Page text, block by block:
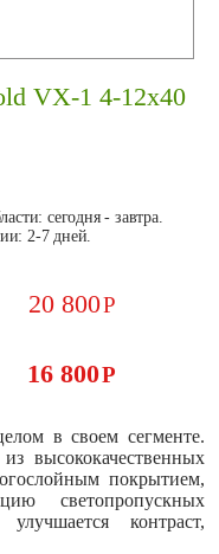
VX-1 4-12x40
сегодня - завтра.
2-7 дней.
20 800Р
16 800Р
в своем сегменте.
высококачественных
покрытием,
светопропускных
контраст,